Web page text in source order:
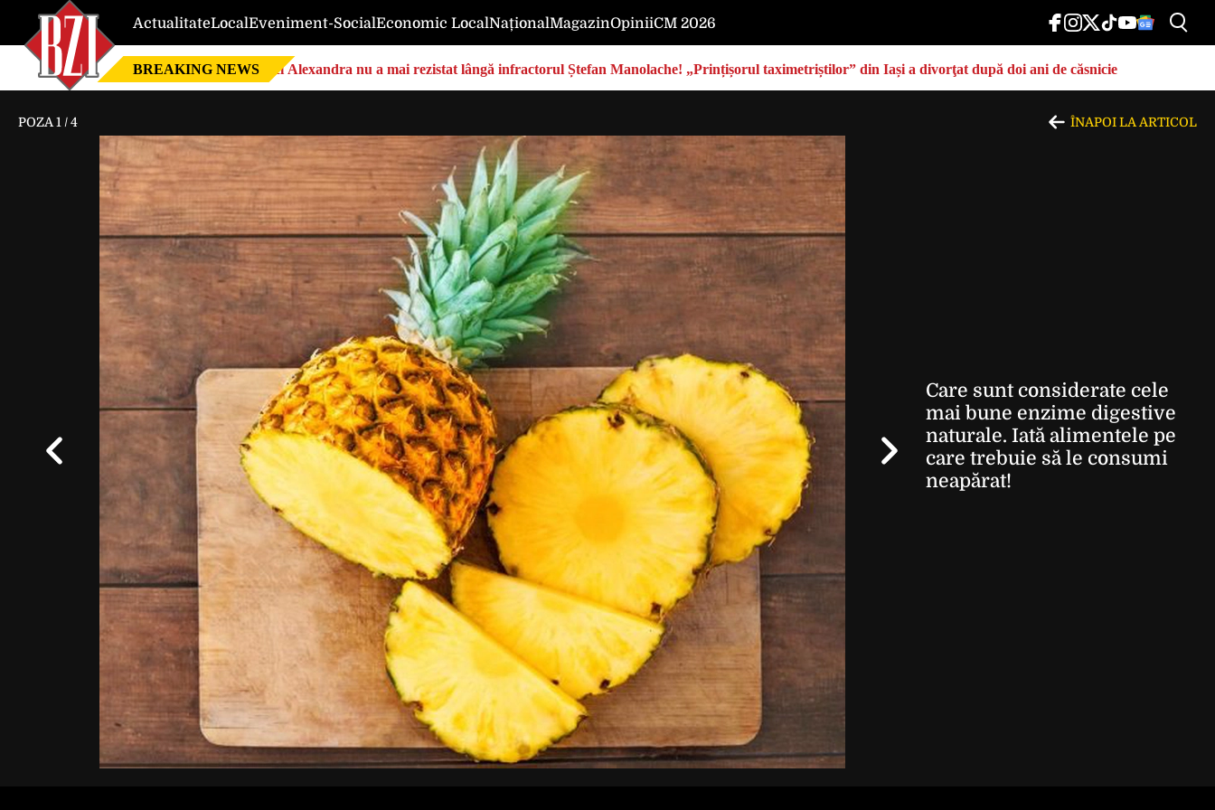
ActualitateLocalEveniment-SocialEconomic LocalNaționalMagazinOpiniiCM 2026
BREAKING NEWS Nici Alexandra nu a mai rezistat lângă infractorul Ștefan Manolache! „Prințișorul taximetriștilor” din Iași a divorţat după doi ani de căsnicie
POZA 1 /4 ÎNAPOI LA ARTICOL
Care sunt considerate cele
mai bune enzime digestive
naturale. Iată alimentele pe
care trebuie să le consumi
neapărat!